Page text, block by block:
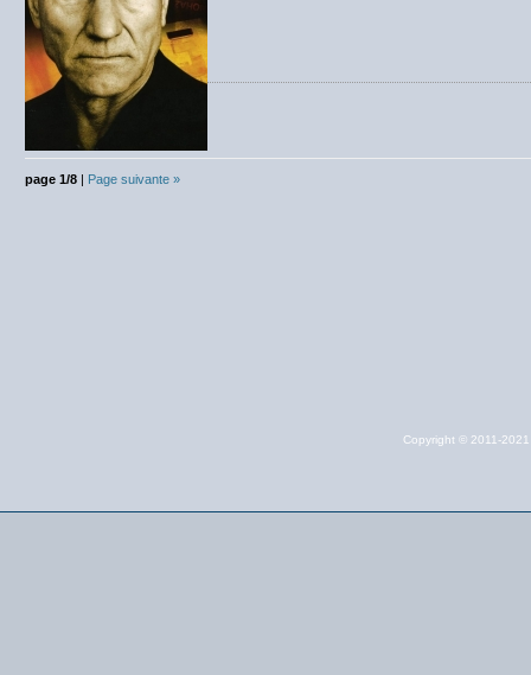
page 1/8 | Page suivante »
Copyright © 2011-